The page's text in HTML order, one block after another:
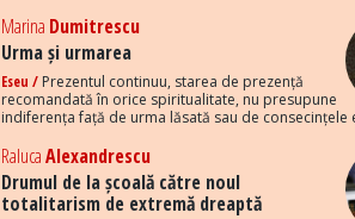
Marina Dumitrescu
Urma și urmarea
Eseu / Prezentul continuu, starea de prezență
recomandată în orice spiritualitate, nu presupune
indiferența față de urma lăsată sau de consecințele
RalucaAlexandrescu
Drumul de la școală către noul
totalitarism de extremă dreaptă